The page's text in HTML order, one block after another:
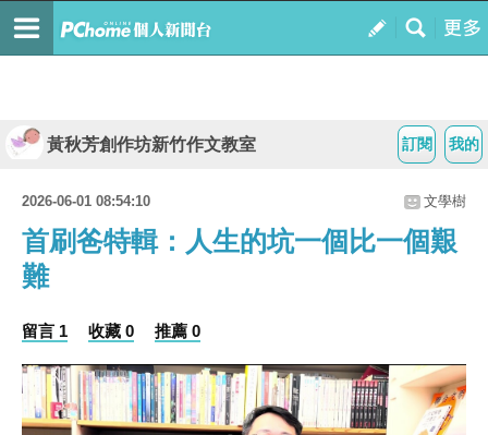
我的
訂閱
黃秋芳創作坊新竹作文教室
2026-06-01 08:54:10 文學樹
首刷爸特輯：人生的坑一個比一個艱
難
留言 1 收藏 0 推薦 0